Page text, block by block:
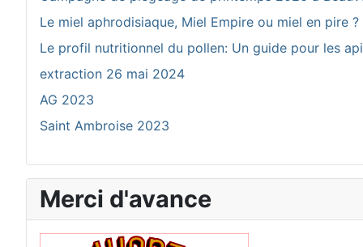
Le miel aphrodisiaque, Miel Empire ou miel en pire ?
Le profil nutritionnel du pollen: Un guide pour les
extraction 26 mai 2024
AG 2023
Saint Ambroise 2023
Merci d'avance